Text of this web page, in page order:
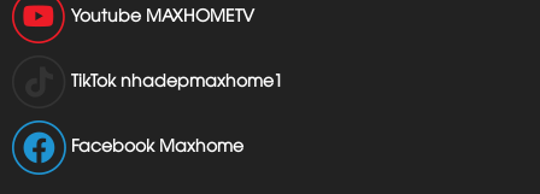
Youtube MAXHOMETV
TikTok nhadepmaxhome1
Facebook Maxhome